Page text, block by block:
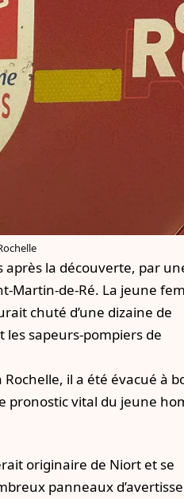
après la découverte, par
Martin-de-Ré. La jeune
chuté d’une dizaine de
sapeurs-pompiers de
il a été évacué à
pronostic vital du jeune
originaire de Niort et se
panneaux